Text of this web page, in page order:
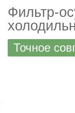
Фильтр-
Точное